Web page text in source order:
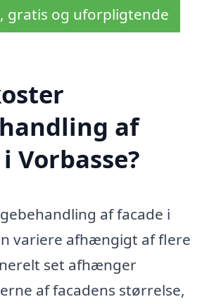
gratis og uforpligtende
af
Vorbasse?
af facade i
variere afhængigt af flere
set afhænger
af facadens størrelse,